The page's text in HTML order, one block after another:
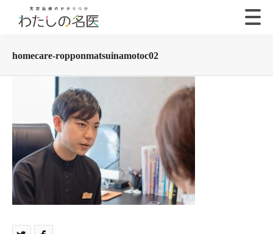
homecare-ropponmatsuinamotoc02